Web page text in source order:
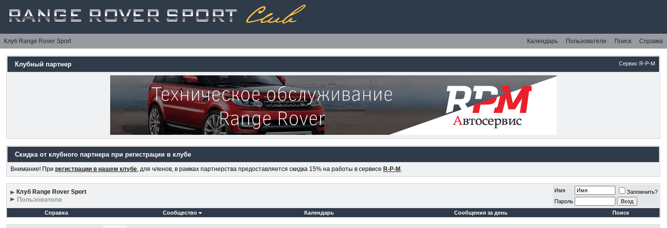
Клуб Range Rover Sport Календарь Пользователи Поиск Справка
Сервис R-P-M
Клубный партнер
Скидка от клубного партнера при регистрации в клубе
Внимание! Прирегистрации в нашем клубе, для членов, в рамках партнерства предоставляется скидка 15% на работы в сервисе R-P-M .
Клуб Range Rover Sport
Пользователи
Имя
Запомнить?
Пароль
Справка
Сообщество Календарь Сообщения за день Поиск